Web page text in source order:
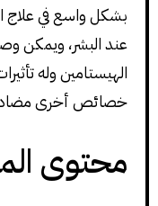
بشكل واسع في علاج
عند البشر، ويمكن
الهيستامين وله
خصائص أخرى
محتوى